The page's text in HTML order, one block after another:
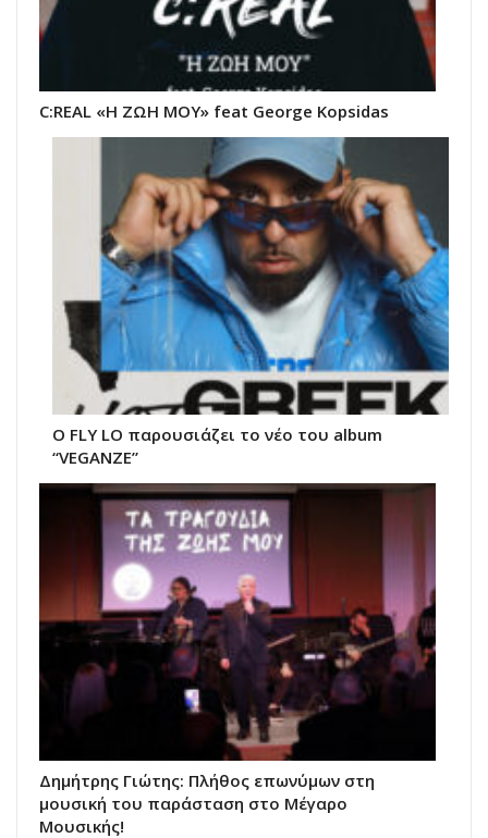
C:REAL «Η ΖΩΗ ΜΟΥ» feat George Kopsidas
Ο FLY LO παρουσιάζει το νέο του album
“VEGANZE”
Δημήτρης Γιώτης: Πλήθος επωνύμων στη
μουσική του παράσταση στο Μέγαρο
Μουσικής!